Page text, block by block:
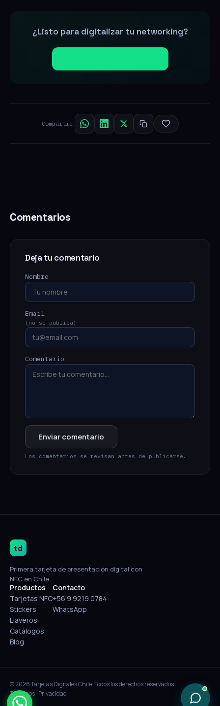
¿Listo para digitalizar tu networking?
Compartir
Comentarios
Deja tu comentario
Nombre
Email
(no se publica)
Comentario
Enviar comentario
Los comentarios se revisan antes de publicarse.
td
Primera tarjeta de presentación digital con
NFC en Chile.
Productos
Tarjetas NFC
Stickers
Llaveros
Catálogos
Blog
Contacto
+56 9 9219 0784
WhatsApp
© 2026 Tarjetas Digitales Chile. Todos los derechos reservados.
Términos· Privacidad